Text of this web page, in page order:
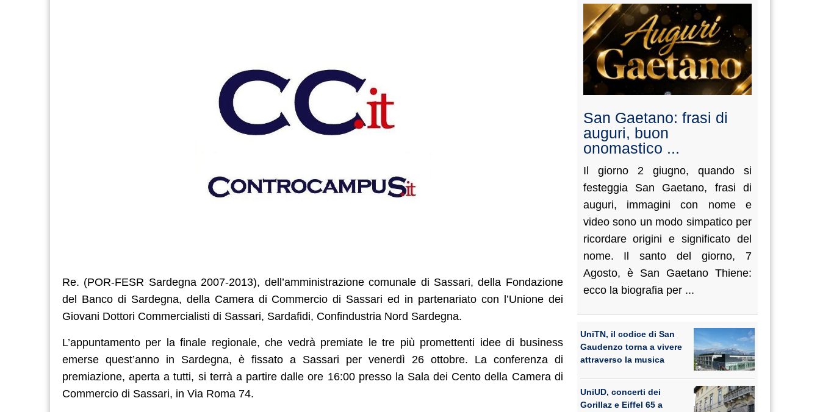
Re. (POR-FESR Sardegna 2007-2013), dell’amministrazione comunale di Sassari, della Fondazione
del Banco di Sardegna, della Camera di Commercio di Sassari ed in partenariato con l’Unione dei
Giovani Dottori Commercialisti di Sassari, Sardafidi, Confindustria Nord Sardegna.
L’appuntamento per la finale regionale, che vedrà premiate le tre più promettenti idee di business
emerse quest’anno in Sardegna, è fissato a Sassari per venerdì 26 ottobre. La conferenza di
premiazione, aperta a tutti, si terrà a partire dalle ore 16:00 presso la Sala dei Cento della Camera di
Commercio di Sassari, in Via Roma 74.
San Gaetano: frasi di
auguri, buon
onomastico ...
Il giorno 2 giugno, quando si
festeggia San Gaetano, frasi di
auguri, immagini con nome e
video sono un modo simpatico per
ricordare origini e significato del
nome. Il santo del giorno, 7
Agosto, è San Gaetano Thiene:
ecco la biografia per ...
UniTN, il codice di San
Gaudenzo torna a vivere
attraverso la musica
UniUD, concerti dei
Gorillaz e Eiffel 65 a